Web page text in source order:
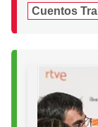
Cuentos